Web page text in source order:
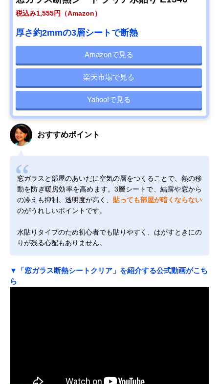
税込み1,555円（Amazon）
厚さ約2mmの3層シートで断熱
Amazonで見る
楽天市場で見る
Yahoo!で見る
おすすめポイント
窓ガラスと部屋のあいだに空気の層をつくることで、熱の移
動を防ぎ暖房効率を高めます。3層シートで、結露や窓から
の冷えも抑制。透明度が高く、 貼っても部屋が暗くならない
のがうれしいポイントです。
水貼りタイプのため初心者でも貼りやすく、はがすときにの
りが残る心配もありません。
▼「窓ガラス断熱シートクリア」を紹介する公式動画がこち
ら